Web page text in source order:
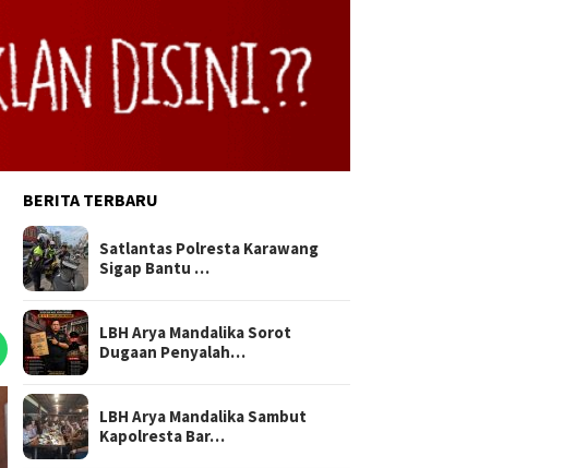
BERITA TERBARU
Satlantas Polresta Karawang
Sigap Bantu …
LBH Arya Mandalika Sorot
Dugaan Penyalah…
LBH Arya Mandalika Sambut
Kapolresta Bar…